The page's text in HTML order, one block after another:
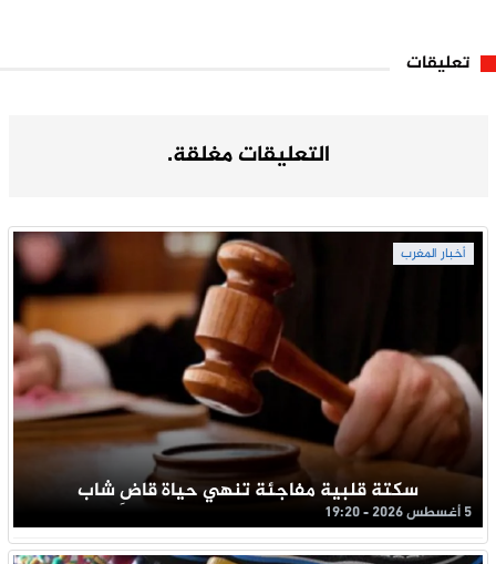
تعليقات
التعليقات مغلقة.
أخبار المغرب
سكتة قلبية مفاجئة تنهي حياة قاضِ شاب
5 أغسطس 2026 - 19:20